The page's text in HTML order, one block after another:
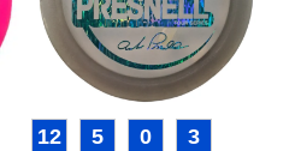
12 5 0 3